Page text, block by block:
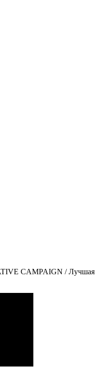
CAMPAIGN / Лучшая